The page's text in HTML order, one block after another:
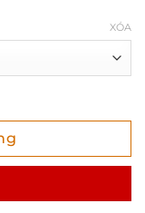
XÓA
ánh kim sang trọng